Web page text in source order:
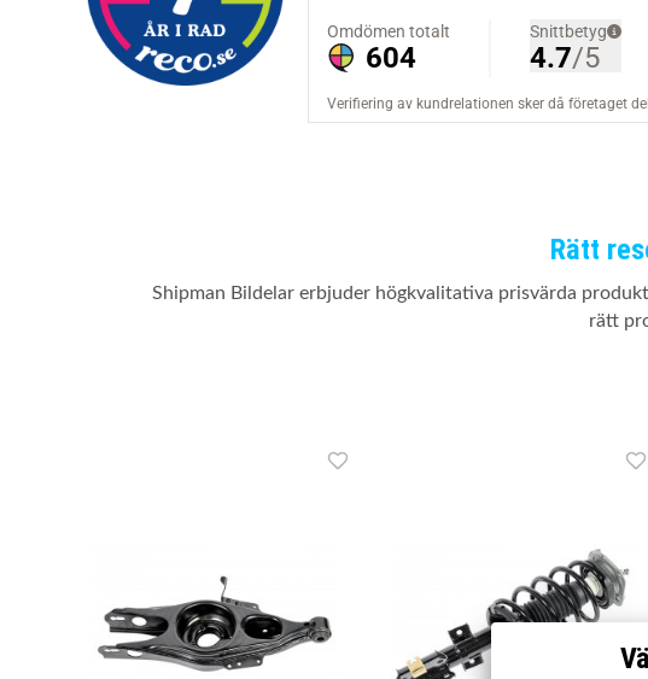
Rätt
Shipman Bildelar erbjuder högkvalitativa prisvärda
rätt